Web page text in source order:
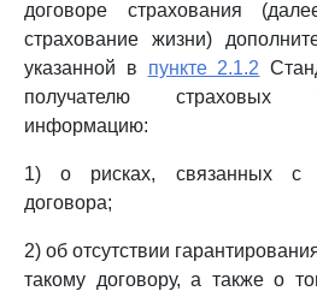
договоре страхования
страхование жизни)
указанной в пункте 2.1.2
получателю страховых
информацию:
1) о рисках, связанных с
договора;
2) об отсутствии
такому договору, а также о